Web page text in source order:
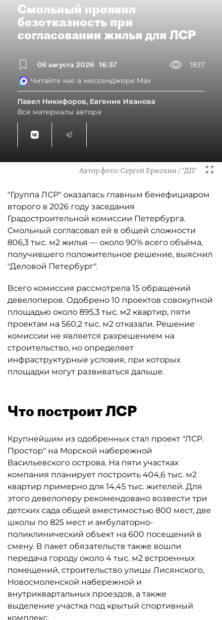
Смольный проявил
безотказность при
согласовании жилья для ЛСР
06 августа 2026 16:37
1837
Читайте нас в мессенджере Max
Павел Никифоров, Евгения Иванова
Все материалы автора
Автор фото:Сергей Ермохин / "ДП"
"Группа ЛСР" оказалась главным бенефициаром
второго в 2026 году заседания
Градостроительной комиссии Петербурга.
Смольный согласовал ей в общей сложности
806,3 тыс. м2 жилья — около 90% всего объёма,
получившего положительное решение, выяснил
"Деловой Петербург".
Всего комиссия рассмотрела 15 обращений
девелоперов. Одобрено 10 проектов совокупной
площадью около 895,3 тыс. м2 квартир, пяти
проектам на 560,2 тыс. м2 отказали. Решение
комиссии не является разрешением на
строительство, но определяет
инфраструктурные условия, при которых
площадки могут развиваться дальше.
Что построит ЛСР
Крупнейшим из одобренных стал проект "ЛСР.
Простор" на Морской набережной
Васильевского острова. На пяти участках
компания планирует построить 404,6 тыс. м2
квартир примерно для 14,45 тыс. жителей. Для
этого девелоперу рекомендовано возвести три
детских сада общей вместимостью 800 мест, две
школы по 825 мест и амбулаторно-
поликлинический объект на 600 посещений в
смену. В пакет обязательств также вошли
передача городу около 4 тыс. м2 встроенных
помещений, строительство улицы Лисянского,
Новосмоленской набережной и
внутриквартальных проездов, а также
выделение участка под крытый спортивный
комплекс.